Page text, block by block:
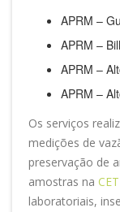
APRM –
APRM –
APRM –
APRM –
Os serviços
medições de
preservação de
amostras na
laboratoriais,